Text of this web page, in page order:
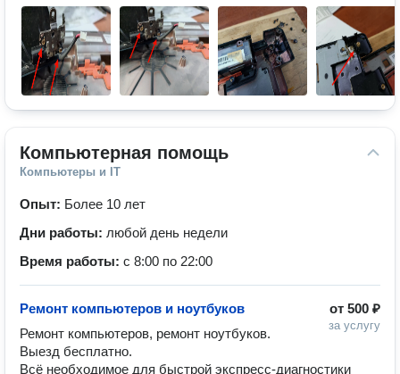
Компьютерная помощь
Компьютеры и IT
Опыт: Более 10 лет
Дни работы: любой день недели
Время работы: с 8:00 по 22:00
от 500 ₽
за услугу
Ремонт компьютеров и ноутбуков
Ремонт компьютеров, ремонт ноутбуков.
Выезд бесплатно.
Всё необходимое для быстрой экспресс-диагностики